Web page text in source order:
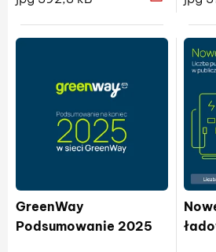
Pokaż
GreenWay
Podsumowanie 2025